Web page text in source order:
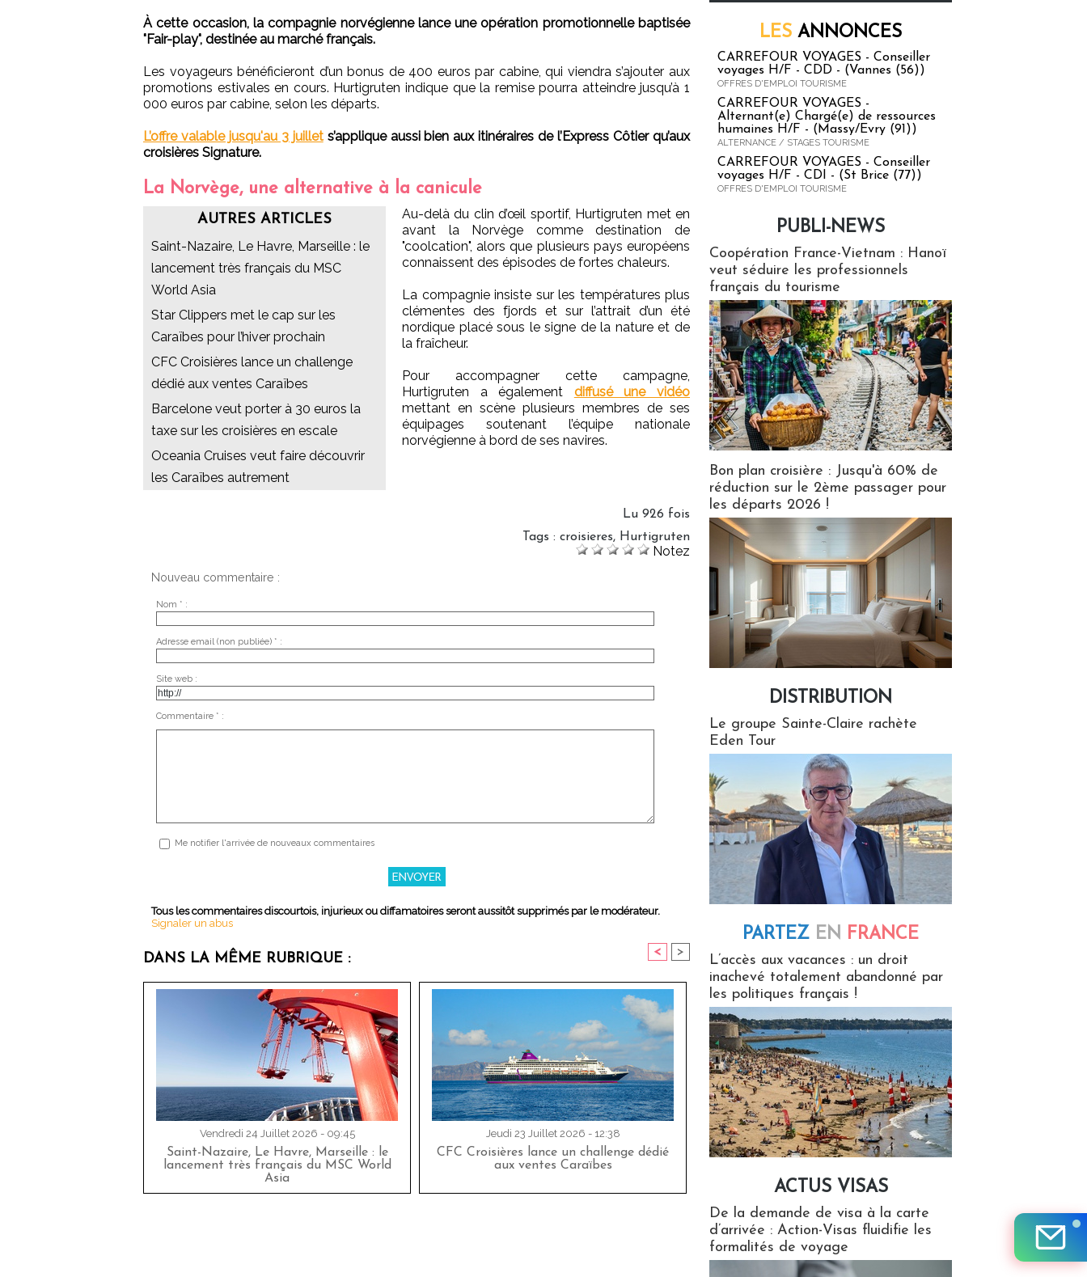
À cette occasion, la compagnie norvégienne lance une opération promotionnelle baptisée
"Fair-play", destinée au marché français.
Les voyageurs bénéficieront d’un bonus de 400 euros par cabine, qui viendra s’ajouter aux
promotions estivales en cours. Hurtigruten indique que la remise pourra atteindre jusqu’à 1
000 euros par cabine, selon les départs.
L’offre valable jusqu'au 3 juillet s’applique aussi bien aux itinéraires de l’Express Côtier qu’aux
croisières Signature.
La Norvège, une alternative à la canicule
AUTRES ARTICLES
Saint-Nazaire, Le Havre, Marseille : le
lancement très français du MSC
World Asia
Star Clippers met le cap sur les
Caraïbes pour l’hiver prochain
CFC Croisières lance un challenge
dédié aux ventes Caraïbes
Barcelone veut porter à 30 euros la
taxe sur les croisières en escale
Oceania Cruises veut faire découvrir
les Caraïbes autrement
Au-delà du clin d’œil sportif, Hurtigruten met en
avant la Norvège comme destination de
"coolcation", alors que plusieurs pays européens
connaissent des épisodes de fortes chaleurs.
La compagnie insiste sur les températures plus
clémentes des fjords et sur l’attrait d’un été
nordique placé sous le signe de la nature et de
la fraîcheur.
Pour accompagner cette campagne,
Hurtigruten a également diffusé une vidéo
mettant en scène plusieurs membres de ses
équipages soutenant l’équipe nationale
norvégienne à bord de ses navires.
Lu 926 fois
Tags : croisieres, Hurtigruten
Notez
Nouveau commentaire :
Nom * :
Adresse email (non publiée) * :
Site web :
Commentaire * :
Me notifier l'arrivée de nouveaux commentaires
Tous les commentaires discourtois, injurieux ou diffamatoires seront aussitôt supprimés par le modérateur.
Signaler un abus
DANS LA MÊME RUBRIQUE : < >
Vendredi 24 Juillet 2026 - 09:45
Saint-Nazaire, Le Havre, Marseille : le
lancement très français du MSC World
Asia
Jeudi 23 Juillet 2026 - 12:38
CFC Croisières lance un challenge dédié
aux ventes Caraïbes
LES ANNONCES
CARREFOUR VOYAGES - Conseiller
voyages H/F - CDD - (Vannes (56))
OFFRES D'EMPLOI TOURISME
CARREFOUR VOYAGES -
Alternant(e) Chargé(e) de ressources
humaines H/F - (Massy/Evry (91))
ALTERNANCE / STAGES TOURISME
CARREFOUR VOYAGES - Conseiller
voyages H/F - CDI - (St Brice (77))
OFFRES D'EMPLOI TOURISME
PUBLI-NEWS
Coopération France-Vietnam : Hanoï
veut séduire les professionnels
français du tourisme
Bon plan croisière : Jusqu'à 60% de
réduction sur le 2ème passager pour
les départs 2026 !
DISTRIBUTION
Le groupe Sainte-Claire rachète
Eden Tour
PARTEZ EN FRANCE
L’accès aux vacances : un droit
inachevé totalement abandonné par
les politiques français !
ACTUS VISAS
De la demande de visa à la carte
d’arrivée : Action-Visas fluidifie les
formalités de voyage